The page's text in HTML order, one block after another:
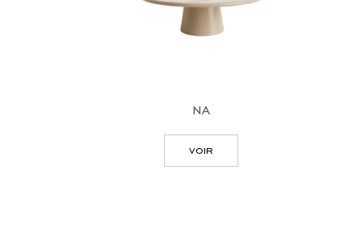
na
voir